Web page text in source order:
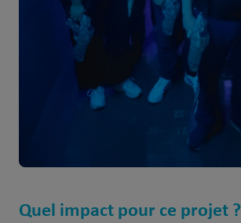
Quel impact pour ce projet ?